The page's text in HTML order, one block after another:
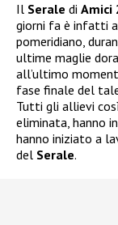
Il Serale di Amici
giorni fa è infatti
pomeridiano,
ultime maglie
all’ultimo
fase finale del
Tutti gli allievi
eliminata, hanno
hanno iniziato a
del Serale.